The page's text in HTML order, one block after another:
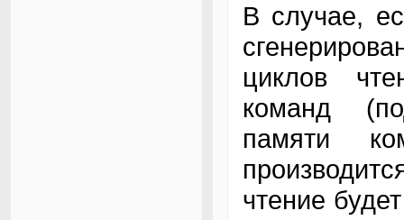
В случае,
циклов
команд
памяти
чтение